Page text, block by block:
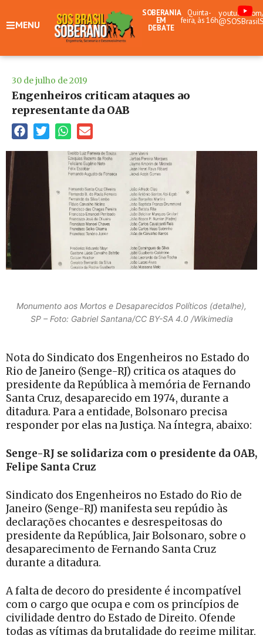
MENU
SOBERANIA
EM
DEBATE
Quinta-
feira, às 16h
30 de julho de 2019
Engenheiros criticam ataques ao
representante da OAB
Monumento aos Mortos e Desaparecidos Políticos (detalhe),
SP – Foto: Gabriel Santana/CC BY-SA 4.0 /Wikimedia
Nota do Sindicato dos Engenheiros no Estado do
Rio de Janeiro (Senge-RJ) critica os ataques do
presidente da República à memória de Fernando
Santa Cruz, desaparecido em 1974, durante a
ditadura. Para a entidade, Bolsonaro precisa
responder por elas na Justiça. Na íntegra, abaixo:
Senge-RJ se solidariza com o presidente da OAB,
Felipe Santa Cruz
Sindicato dos Engenheiros no Estado do Rio de
Janeiro (Senge-RJ) manifesta seu repúdio às
declarações chocantes e desrespeitosas do
presidente da República, Jair Bolsonaro, sobre o
desaparecimento de Fernando Santa Cruz
durante a ditadura.
A falta de decoro do presidente é incompatível
com o cargo que ocupa e com os princípios de
civilidade dentro do Estado de Direito. Ofende
todas as vítimas da brutalidade do regime militar,